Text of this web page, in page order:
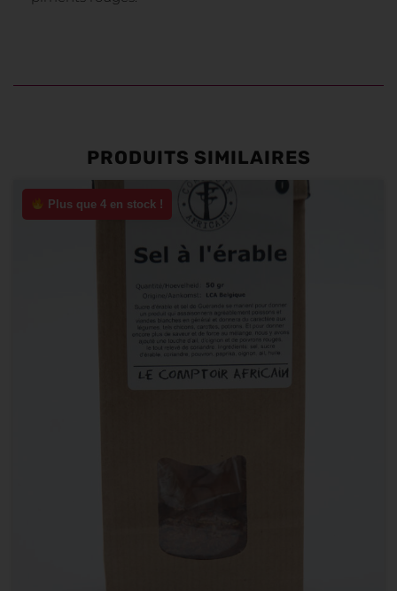
PRODUITS SIMILAIRES
Plus que 4 en stock !